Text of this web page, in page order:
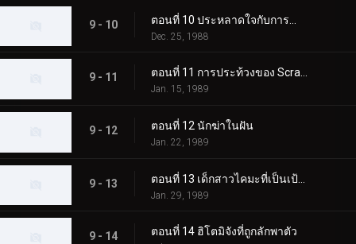
9 - 10
Dec. 25, 1988
9 - 11 ตอนที่ 11 การประท้วงของ Scraps
Jan. 15, 1989
9 - 12 ตอนที่ 12 นักฆ่าในฝัน
Jan. 22, 1989
9 - 13
Jan. 29, 1989
9 - 14 ตอนที่ 14 ฮิโตมิจังที่ถูกลักพาตัว